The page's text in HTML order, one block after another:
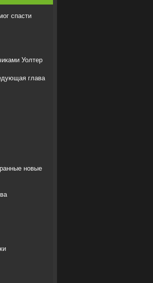
спасти
Уолтер
глава
новые